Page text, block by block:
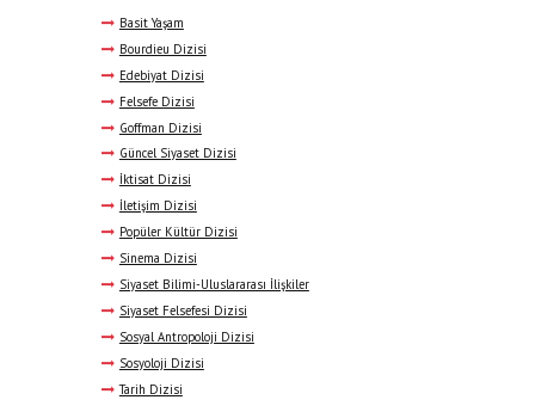
Basit Yaşam
Bourdieu Dizisi
Edebiyat Dizisi
Felsefe Dizisi
Goffman Dizisi
Güncel Siyaset Dizisi
İktisat Dizisi
İletişim Dizisi
Popüler Kültür Dizisi
Sinema Dizisi
Siyaset Bilimi-Uluslararası İlişkiler
Siyaset Felsefesi Dizisi
Sosyal Antropoloji Dizisi
Sosyoloji Dizisi
Tarih Dizisi